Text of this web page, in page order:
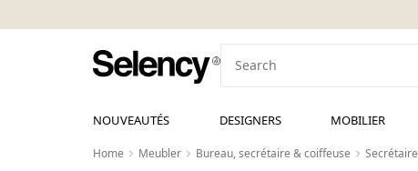
NOUVEAUTÉS DESIGNERS MOBILIER
Home Meubler Bureau, secrétaire & coiffeuse Secrétaire